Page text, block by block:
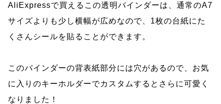
AliExpressで買えるこの透明バインダーは、通常のA7
サイズよりも少し横幅が広めなので、1枚の台紙にた
くさんシールを貼ることができます。
このバインダーの背表紙部分には穴があるので、お気
に入りのキーホルダーでカスタムするとさらに可愛く
なりました！